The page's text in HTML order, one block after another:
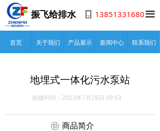
끀
振飞给排水
首页 关于我们 产品展示 新闻中心 联系我们
13851331680
地埋式一体化污水泵站
商品简介
创建时间： 2023年7月29日 09:53
ꁵ